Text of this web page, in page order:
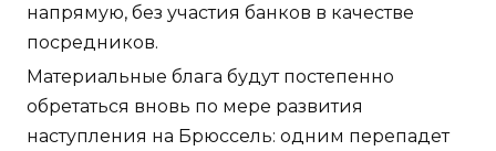
напрямую, без участия банков в качестве
посредников.
Материальные блага будут постепенно
обретаться вновь по мере развития
наступления на Брюссель: одним перепадет